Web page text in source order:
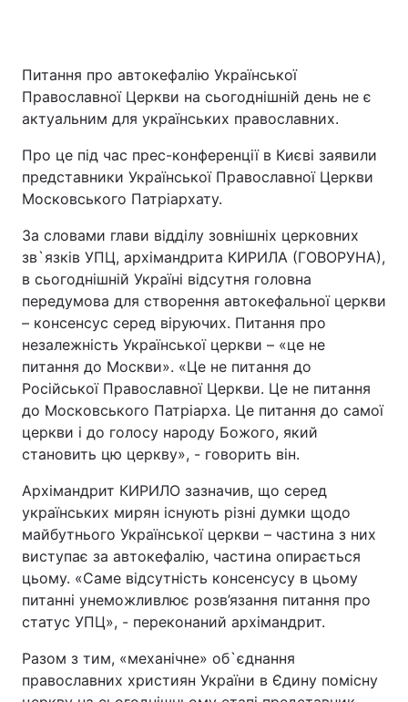
Питання про автокефалію Української
Православної Церкви на сьогоднішній день не є
актуальним для українських православних.
Про це під час прес-конференції в Києві заявили
представники Української Православної Церкви
Московського Патріархату.
За словами глави відділу зовнішніх церковних
зв`язків УПЦ, архімандрита КИРИЛА (ГОВОРУНА),
в сьогоднішній Україні відсутня головна
передумова для створення автокефальної церкви
– консенсус серед віруючих. Питання про
незалежність Української церкви – «це не
питання до Москви». «Це не питання до
Російської Православної Церкви. Це не питання
до Московського Патріарха. Це питання до самої
церкви і до голосу народу Божого, який
становить цю церкву», - говорить він.
Архімандрит КИРИЛО зазначив, що серед
українських мирян існують різні думки щодо
майбутнього Української церкви – частина з них
виступає за автокефалію, частина опирається
цьому. «Саме відсутність консенсусу в цьому
питанні унеможливлює розв’язання питання про
статус УПЦ», - переконаний архімандрит.
Разом з тим, «механічне» об`єднання
православних християн України в Єдину помісну